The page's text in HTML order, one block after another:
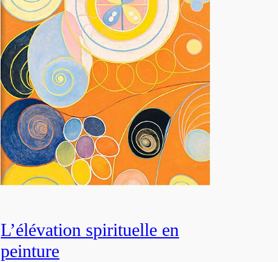
L’élévation spirituelle en
peinture